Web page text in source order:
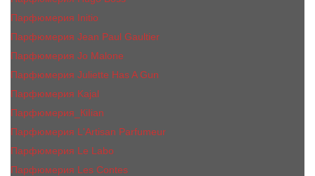
Парфюмерия Initio
Парфюмерия Jean Paul Gaultier
Парфюмерия Jо Malоnе
Парфюмерия Juliette Has A Gun
Парфюмерия Kajal
Парфюмерия_КiIiаn
Парфюмерия L'Artisan Parfumeur
Парфюмерия Le Labo
Парфюмерия Les Contes